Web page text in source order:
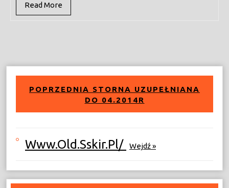
Read More
More
POPRZEDNIA STORNA UZUPEŁNIANA
DO 04.2014R
Www.old.sskir.pl/ Wejdź »